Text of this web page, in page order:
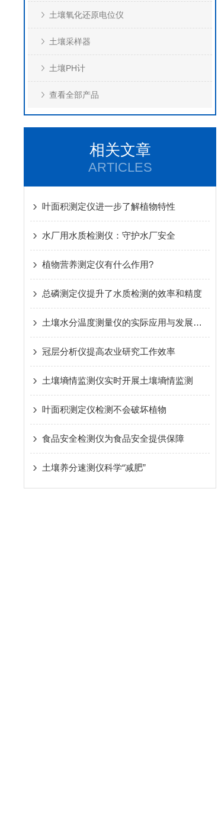
土壤氧化还原电位仪
土壤采样器
土壤PH计
查看全部产品
相关文章
ARTICLES
叶面积测定仪进一步了解植物特性
水厂用水质检测仪：守护水厂安全
植物营养测定仪有什么作用?
总磷测定仪提升了水质检测的效率和精度
土壤水分温度测量仪的实际应用与发展趋势
冠层分析仪提高农业研究工作效率
土壤墒情监测仪实时开展土壤墒情监测
叶面积测定仪检测不会破坏植物
食品安全检测仪为食品安全提供保障
土壤养分速测仪科学“减肥”